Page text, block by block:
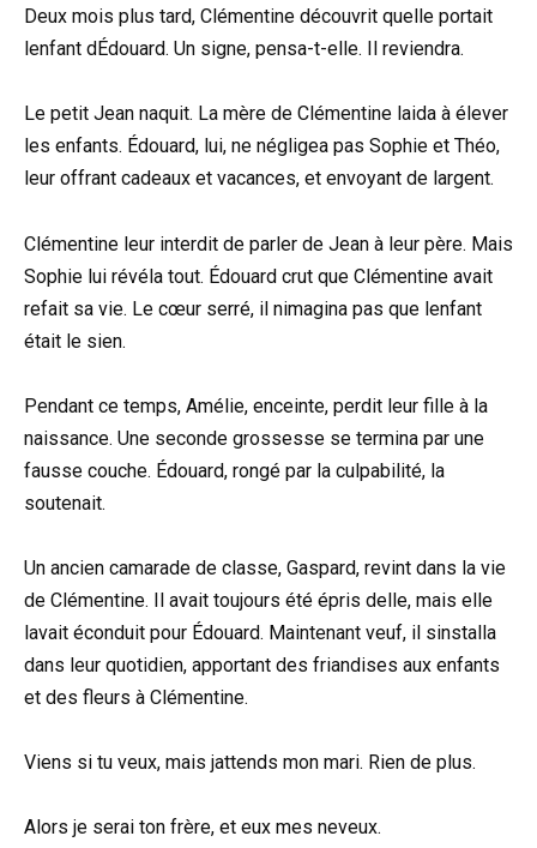
Deux mois plus tard, Clémentine découvrit quelle portait
lenfant dÉdouard. Un signe, pensa-t-elle. Il reviendra.
Le petit Jean naquit. La mère de Clémentine laida à élever
les enfants. Édouard, lui, ne négligea pas Sophie et Théo,
leur offrant cadeaux et vacances, et envoyant de largent.
Clémentine leur interdit de parler de Jean à leur père. Mais
Sophie lui révéla tout. Édouard crut que Clémentine avait
refait sa vie. Le cœur serré, il nimagina pas que lenfant
était le sien.
Pendant ce temps, Amélie, enceinte, perdit leur fille à la
naissance. Une seconde grossesse se termina par une
fausse couche. Édouard, rongé par la culpabilité, la
soutenait.
Un ancien camarade de classe, Gaspard, revint dans la vie
de Clémentine. Il avait toujours été épris delle, mais elle
lavait éconduit pour Édouard. Maintenant veuf, il sinstalla
dans leur quotidien, apportant des friandises aux enfants
et des fleurs à Clémentine.
Viens si tu veux, mais jattends mon mari. Rien de plus.
Alors je serai ton frère, et eux mes neveux.